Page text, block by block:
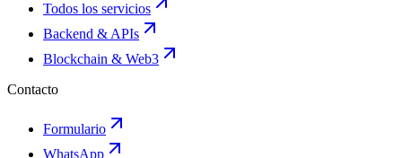
Todos los servicios
Backend & APIs
Blockchain & Web3
Contacto
Formulario
WhatsApp